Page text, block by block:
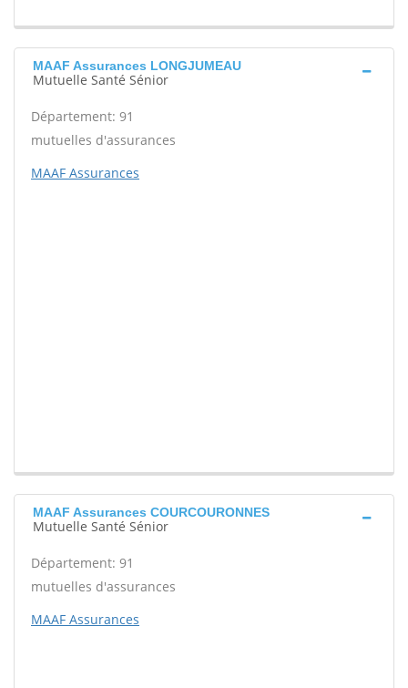
MAAF Assurances LONGJUMEAU
Mutuelle Santé Sénior
Département: 91
mutuelles d'assurances
MAAF Assurances
MAAF Assurances COURCOURONNES
Mutuelle Santé Sénior
Département: 91
mutuelles d'assurances
MAAF Assurances